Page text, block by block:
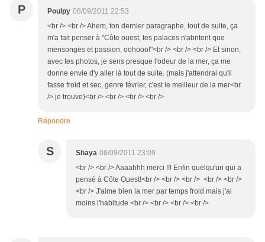
P Poulpy 08/09/2011 22:53
<br /> <br /> Ahem, ton dernier paragraphe, tout de suite, ça
m'a fait penser à "Côte ouest, tes palaces n'abritent que
mensonges et passion, oohooo!"<br /> <br /> <br /> Et sinon,
avec tes photos, je sens presque l'odeur de la mer, ça me
donne envie d'y aller là tout de suite. (mais j'attendrai qu'il
fasse froid et sec, genre février, c'est le meilleur de la mer<br
/> je trouve)<br /> <br /> <br /> <br />
Répondre
S Shaya 08/09/2011 23:09
<br /> <br /> Aaaahhh merci !!! Enfin quelqu'un qui a
pensé à Côte Ouest!<br /> <br /> <br /> <br /> <br />
<br /> J'aime bien la mer par temps froid mais j'ai
moins l'habitude.<br /> <br /> <br /> <br />